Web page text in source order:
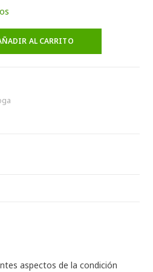
AL CARRITO
aspectos de la condición